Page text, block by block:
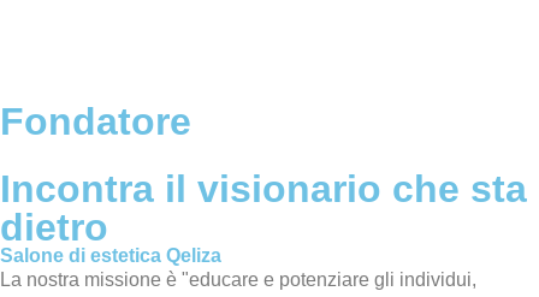
Fondatore
Incontra il visionario che sta
dietro
Salone di estetica Qeliza
La nostra missione è "educare e potenziare gli individui,